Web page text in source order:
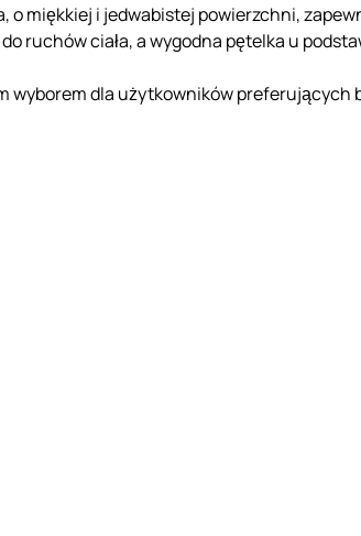
o miękkiej i jedwabistej powierzchni,
ruchów ciała, a wygodna pętelka u
wyborem dla użytkowników